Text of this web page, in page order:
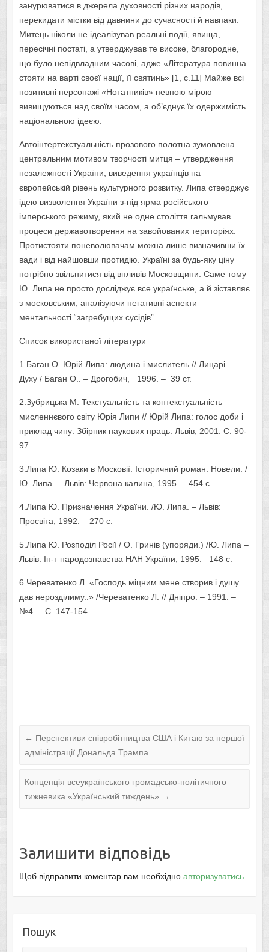
занурюватися в джерела духовності різних народів,
перекидати містки від давнини до сучасності й навпаки.
Митець ніколи не ідеалізував реальні події, явища,
пересічні постаті, а утверджував те високе, благородне,
що було непідвладним часові, адже «Література повинна
стояти на варті своєї нації, її святинь» [1, с.11] Майже всі
позитивні персонажі «Нотатників» певною мірою
вивищуються над своїм часом, а об’єднує їх одержимість
національною ідеєю.
Автоінтертекстуальність прозового полотна зумовлена
центральним мотивом творчості митця – утвердження
незалежності України, виведення українців на
європейській рівень культурного розвитку. Липа стверджує
ідею визволення України з-під ярма російського
імперського режиму, який не одне століття гальмував
процеси державотворення на завойованих територіях.
Протистояти поневолювачам можна лише визначивши їх
вади і від найшовши протидію. Україні за будь-яку ціну
потрібно звільнитися від впливів Московщини. Саме тому
Ю. Липа не просто досліджує все українське, а й зіставляє
з московським, аналізуючи негативні аспекти
ментальності “загребущих сусідів”.
Список використаної літератури
1.Баган О. Юрій Липа: людина і мислитель // Лицарі
Духу / Баган О.. – Дрогобич, 1996. – 39 ст.
2.Зубрицька М. Текстуальність та контекстуальність
мисленнєвого світу Юрія Липи // Юрій Липа: голос доби і
приклад чину: Збірник наукових праць. Львів, 2001. С. 90-
97.
3.Липа Ю. Козаки в Московії: Історичний роман. Новели. /
Ю. Липа. – Львів: Червона калина, 1995. – 454 с.
4.Липа Ю. Призначення України. /Ю. Липа. – Львів:
Просвіта, 1992. – 270 с.
5.Липа Ю. Розподіл Росії / О. Гринів (упоряди.) /Ю. Липа –
Львів: Ін-т народознавства НАН України, 1995. –148 с.
6.Череватенко Л. «Господь міцним мене створив і душу
дав нерозділиму..» /Череватенко Л. // Дніпро. – 1991. –
№4. – С. 147-154.
← Перспективи співробітництва США і Китаю за першої
адміністрації Дональда Трампа
Концепція всеукраїнського громадсько-політичного
тижневика «Український тиждень» →
Залишити відповідь
Щоб відправити коментар вам необхідно авторизуватись.
Пошук